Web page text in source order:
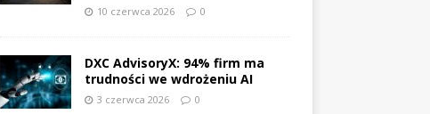
10 czerwca 2026 0
DXC AdvisoryX: 94% firm ma
trudności we wdrożeniu AI
3 czerwca 2026 0